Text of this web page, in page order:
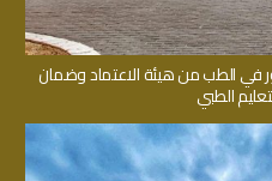
في الطب من هيئة الاعتماد وضمان
الطبي